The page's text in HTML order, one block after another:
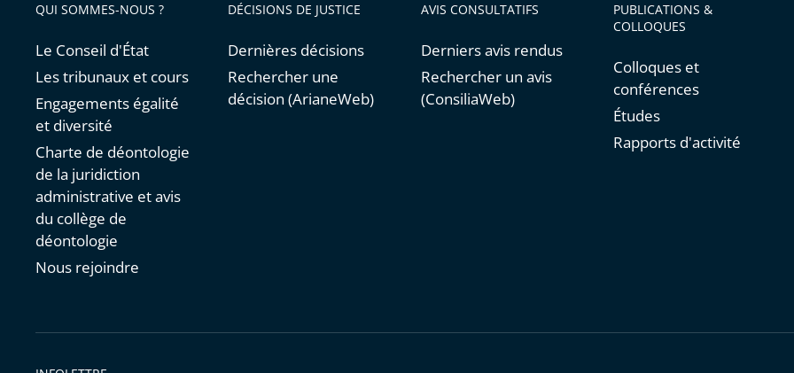
QUI SOMMES-NOUS ?
Le Conseil d'État
Les tribunaux et cours
Engagements égalité
et diversité
Charte de déontologie
de la juridiction
administrative et avis
du collège de
déontologie
Nous rejoindre
DÉCISIONS DE JUSTICE
Dernières décisions
Rechercher une
décision (ArianeWeb)
AVIS CONSULTATIFS
Derniers avis rendus
Rechercher un avis
(ConsiliaWeb)
PUBLICATIONS &
COLLOQUES
Colloques et
conférences
Études
Rapports d'activité